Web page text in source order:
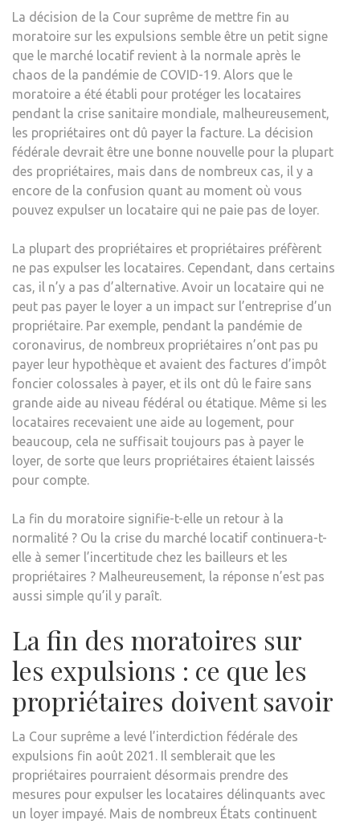
La décision de la Cour suprême de mettre fin au
moratoire sur les expulsions semble être un petit signe
que le marché locatif revient à la normale après le
chaos de la pandémie de COVID-19. Alors que le
moratoire a été établi pour protéger les locataires
pendant la crise sanitaire mondiale, malheureusement,
les propriétaires ont dû payer la facture. La décision
fédérale devrait être une bonne nouvelle pour la plupart
des propriétaires, mais dans de nombreux cas, il y a
encore de la confusion quant au moment où vous
pouvez expulser un locataire qui ne paie pas de loyer.
La plupart des propriétaires et propriétaires préfèrent
ne pas expulser les locataires. Cependant, dans certains
cas, il n’y a pas d’alternative. Avoir un locataire qui ne
peut pas payer le loyer a un impact sur l’entreprise d’un
propriétaire. Par exemple, pendant la pandémie de
coronavirus, de nombreux propriétaires n’ont pas pu
payer leur hypothèque et avaient des factures d’impôt
foncier colossales à payer, et ils ont dû le faire sans
grande aide au niveau fédéral ou étatique. Même si les
locataires recevaient une aide au logement, pour
beaucoup, cela ne suffisait toujours pas à payer le
loyer, de sorte que leurs propriétaires étaient laissés
pour compte.
La fin du moratoire signifie-t-elle un retour à la
normalité ? Ou la crise du marché locatif continuera-t-
elle à semer l’incertitude chez les bailleurs et les
propriétaires ? Malheureusement, la réponse n’est pas
aussi simple qu’il y paraît.
La fin des moratoires sur
les expulsions : ce que les
propriétaires doivent savoir
La Cour suprême a levé l’interdiction fédérale des
expulsions fin août 2021. Il semblerait que les
propriétaires pourraient désormais prendre des
mesures pour expulser les locataires délinquants avec
un loyer impayé. Mais de nombreux États continuent